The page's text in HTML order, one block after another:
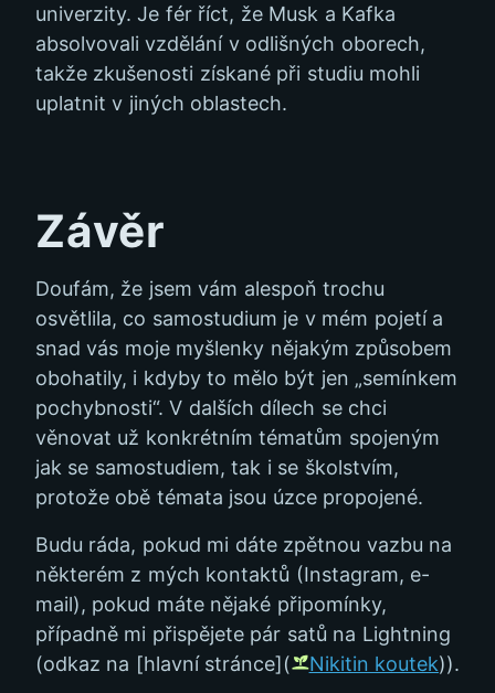
univerzity. Je fér říct, že Musk a Kafka
absolvovali vzdělání v odlišných oborech,
takže zkušenosti získané při studiu mohli
uplatnit v jiných oblastech.
Závěr
Doufám, že jsem vám alespoň trochu
osvětlila, co samostudium je v mém pojetí a
snad vás moje myšlenky nějakým způsobem
obohatily, i kdyby to mělo být jen „semínkem
pochybnosti“. V dalších dílech se chci
věnovat už konkrétním tématům spojeným
jak se samostudiem, tak i se školstvím,
protože obě témata jsou úzce propojené.
Budu ráda, pokud mi dáte zpětnou vazbu na
některém z mých kontaktů (Instagram, e-
mail), pokud máte nějaké připomínky,
případně mi přispějete pár satů na Lightning
(odkaz na [hlavní stránce](
Nikitin koutek)).